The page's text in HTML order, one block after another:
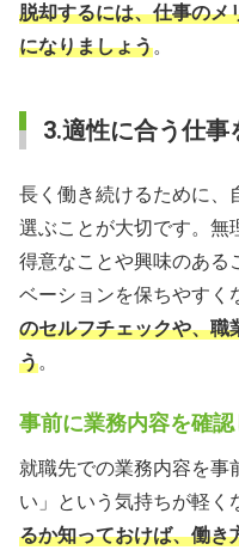
脱却するには、仕事のメ
になりましょう。
3.適性に合う仕事
長く働き続けるために、
選ぶことが大切です。無
得意なことや興味のある
ベーションを保ちやすく
のセルフチェックや、職
う。
事前に業務内容を確認
就職先での業務内容を事
い」という気持ちが軽く
るか知っておけば、働き